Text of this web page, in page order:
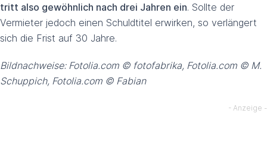
tritt also gewöhnlich nach drei Jahren ein. Sollte der
Vermieter jedoch einen Schuldtitel erwirken, so verlängert
sich die Frist auf 30 Jahre.
Bildnachweise: Fotolia.com © fotofabrika, Fotolia.com © M.
Schuppich, Fotolia.com © Fabian